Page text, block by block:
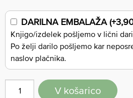
DARILNA EMBALAŽA
Knjigo/izdelek pošljemo v lični
Po želji darilo pošljemo kar
naslov plačnika.
V košarico